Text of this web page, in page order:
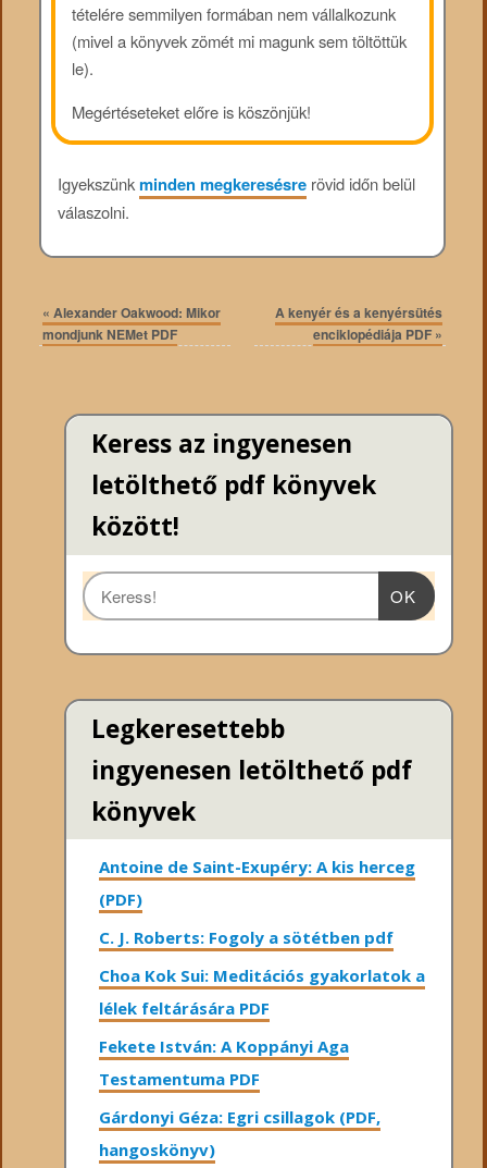
tételére semmilyen formában nem vállalkozunk
(mivel a könyvek zömét mi magunk sem töltöttük
le).
Megértéseteket előre is köszönjük!
Igyekszünkminden megkeresésrerövid időn belül
válaszolni.
« Alexander Oakwood: Mikor
mondjunk NEMet PDF
A kenyér és a kenyérsütés
enciklopédiája PDF »
Keress az ingyenesen
letölthető pdf könyvek
között!
OK
Legkeresettebb
ingyenesen letölthető pdf
könyvek
Antoine de Saint-Exupéry: A kis herceg
(PDF)
C. J. Roberts: Fogoly a sötétben pdf
Choa Kok Sui: Meditációs gyakorlatok a
lélek feltárására PDF
Fekete István: A Koppányi Aga
Testamentuma PDF
Gárdonyi Géza: Egri csillagok (PDF,
hangoskönyv)